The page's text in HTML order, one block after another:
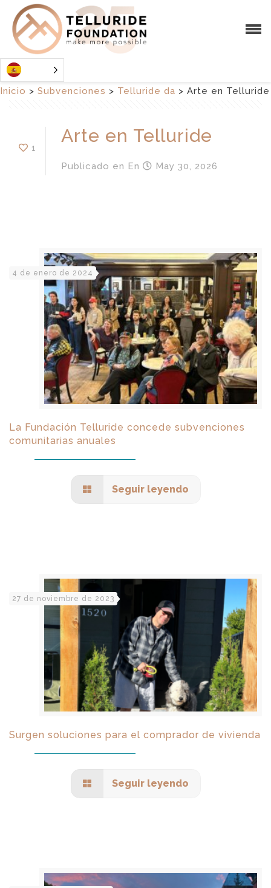
Inicio > Subvenciones > Telluride da > Arte en Telluride
1
Arte en Telluride
Publicado en En May 30, 2026
4 de enero de 2024
La Fundación Telluride concede subvenciones
comunitarias anuales
Seguir leyendo
27 de noviembre de 2023
Surgen soluciones para el comprador de vivienda
Seguir leyendo